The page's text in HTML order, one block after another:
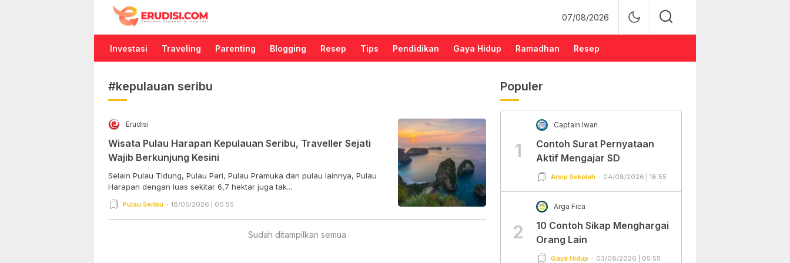
Erudisi
Temukan Jawaban dan Inspirasi
07/08/2026
Investasi Traveling Parenting Blogging Resep Tips Pendidikan Gaya Hidup Ramadhan Resep
#kepulauan seribu
Erudisi
Wisata Pulau Harapan Kepulauan Seribu, Traveller Sejati
Wajib Berkunjung Kesini
Selain Pulau Tidung, Pulau Pari, Pulau Pramuka dan pulau lainnya, Pulau
Harapan dengan luas sekitar 6,7 hektar juga tak...
Pulau Seribu 18/05/2026 | 00:55
Sudah ditampilkan semua
Populer
1
Captain Iwan
Contoh Surat Pernyataan
Aktif Mengajar SD
Arsip Sekolah 04/08/2026 | 18:55
2
Arga Fica
10 Contoh Sikap Menghargai
Orang Lain
Gaya Hidup 03/08/2026 | 05:55